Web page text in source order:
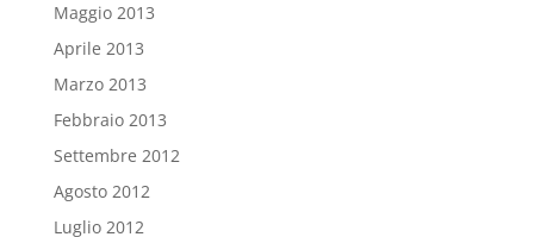
Maggio 2013
Aprile 2013
Marzo 2013
Febbraio 2013
Settembre 2012
Agosto 2012
Luglio 2012